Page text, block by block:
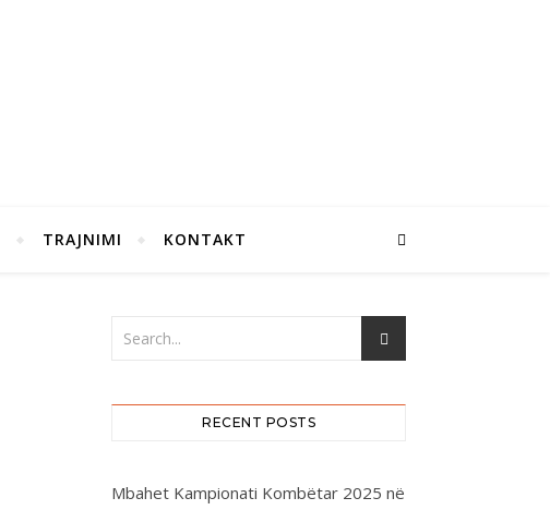
TRAJNIMI KONTAKT
RECENT POSTS
Mbahet Kampionati Kombëtar 2025 në